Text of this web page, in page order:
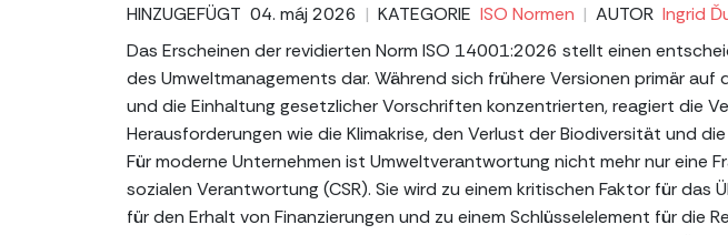
HINZUGEFÜGT 04. máj 2026 | KATEGORIE ISO Normen | AUTOR Ingrid
Das Erscheinen der revidierten Norm ISO 14001:2026 stellt einen
des Umweltmanagements dar. Während sich frühere Versionen primär
und die Einhaltung gesetzlicher Vorschriften konzentrierten, reagiert die
Herausforderungen wie die Klimakrise, den Verlust der Biodiversität und
Für moderne Unternehmen ist Umweltverantwortung nicht mehr nur eine
sozialen Verantwortung (CSR). Sie wird zu einem kritischen Faktor für das
für den Erhalt von Finanzierungen und zu einem Schlüsselelement für die